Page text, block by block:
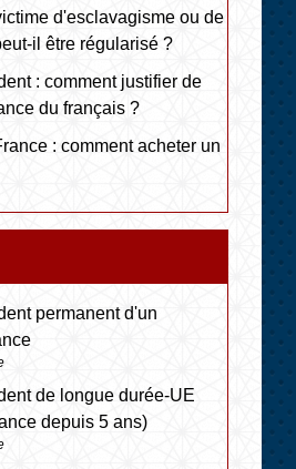
d'esclavagisme ou de
il être régularisé ?
: comment justifier de
du français ?
: comment acheter un
permanent d'un
de longue durée-UE
depuis 5 ans)